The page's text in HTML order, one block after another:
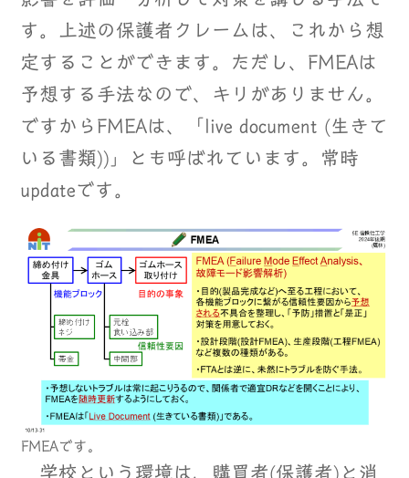
す。上述の保護者クレームは、これから想
定することができます。ただし、FMEAは
予想する手法なので、キリがありません。
ですからFMEAは、「live document (生きて
いる書類))」とも呼ばれています。常時
updateです。
FMEAです。
学校という環境は、購買者(保護者)と消